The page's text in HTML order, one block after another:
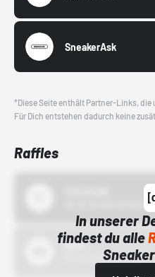
SneakerAsk
*Diese Seite enthält Partner-Links,
Für Dich entstehen dadurch keine
Raffles
In unserer
findest du alle
Bstn
01.10.22 00:00 Uhr